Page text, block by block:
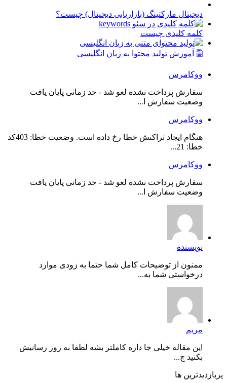
دیجیتال مارکتینگ (بازاریابی دیجیتال) چیست؟
کلمه کلیدی چیست
🖺 آموزش تولید محتوا به زبان انگلیسی
ووکامرس
سفارش پرداخت نشده لغو شد - حد زمانی پایان یافت
وضعیت سفارش ا...
ووکامرس
هنگام ایجاد تراکنش خطا رخ داده است. وضعیت خطا: 403کد
خطا: 21...
ووکامرس
سفارش پرداخت نشده لغو شد - حد زمانی پایان یافت
وضعیت سفارش ا...
نویسنده
ممنون از توضیحات کامل شما حتما به زودی موارد
درخواستی شما به...
مریم
این مقاله خیلی جا داره کاملتر بشه لطفا به روز رسانیش
بکنید چ...
پربازدیدترین ها